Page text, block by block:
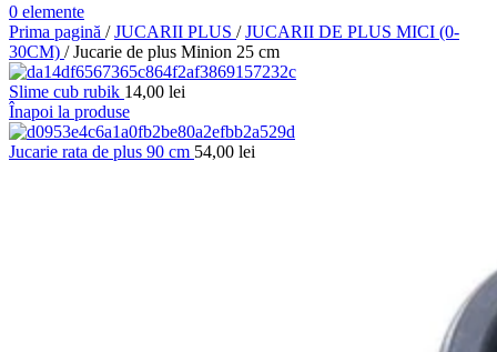
0 elemente
Prima pagină / JUCARII PLUS / JUCARII DE PLUS MICI (0-
30CM) / Jucarie de plus Minion 25 cm
Slime cub rubik 14,00 lei
Înapoi la produse
Jucarie rata de plus 90 cm 54,00 lei